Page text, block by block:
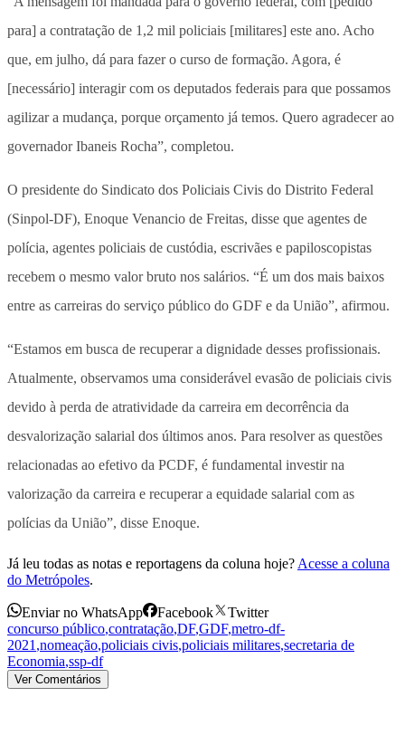
para] a contratação de 1,2 mil policiais [militares] este ano. Acho
que, em julho, dá para fazer o curso de formação. Agora, é
[necessário] interagir com os deputados federais para que possamos
agilizar a mudança, porque orçamento já temos. Quero agradecer ao
governador Ibaneis Rocha”, completou.
O presidente do Sindicato dos Policiais Civis do Distrito Federal
(Sinpol-DF), Enoque Venancio de Freitas, disse que agentes de
polícia, agentes policiais de custódia, escrivães e papiloscopistas
recebem o mesmo valor bruto nos salários. “É um dos mais baixos
entre as carreiras do serviço público do GDF e da União”, afirmou.
“Estamos em busca de recuperar a dignidade desses profissionais.
Atualmente, observamos uma considerável evasão de policiais civis
devido à perda de atratividade da carreira em decorrência da
desvalorização salarial dos últimos anos. Para resolver as questões
relacionadas ao efetivo da PCDF, é fundamental investir na
valorização da carreira e recuperar a equidade salarial com as
polícias da União”, disse Enoque.
Já leu todas as notas e reportagens da coluna hoje? Acesse a coluna
do Metrópoles.
Enviar no WhatsApp Facebook
Twitter
concurso público,contratação,DF,GDF,metro-df-
2021 ,nomeação,policiais civis,policiais militares,secretaria de
Economia,ssp-df
Ver Comentários